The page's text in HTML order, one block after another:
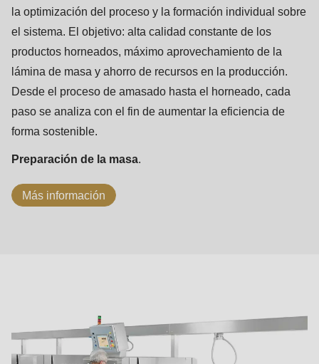
la optimización del proceso y la formación individual sobre
el sistema. El objetivo: alta calidad constante de los
productos horneados, máximo aprovechamiento de la
lámina de masa y ahorro de recursos en la producción.
Desde el proceso de amasado hasta el horneado, cada
paso se analiza con el fin de aumentar la eficiencia de
forma sostenible.
Preparación de la masa.
Más información